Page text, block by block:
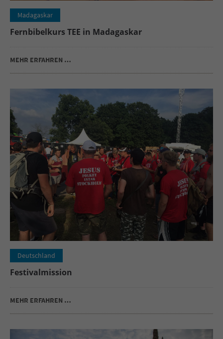
Madagaskar
Fernbibelkurs TEE in Madagaskar
MEHR ERFAHREN …
Deutschland
Festivalmission
MEHR ERFAHREN …